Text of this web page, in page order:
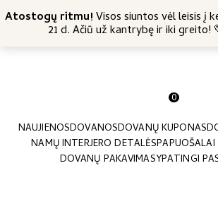
Atostogų ritmu!Visos siuntos vėl leisis į
21 d. Ačiū už kantrybę ir iki greito!
Nemokamas siuntimas nuo 45 Eur
0
NAUJIENOSDOVANOSDOVANŲ KUPONAS
NAMŲ INTERJERO DETALĖSPAPUOŠALAI
DOVANŲ PAKAVIMASYPATINGI